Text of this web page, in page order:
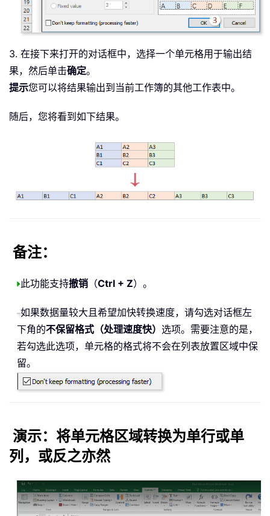
3. 在接下来打开的对话框中，选择一个单元格用于输出结
果，然后单击确定。
提示您可以将结果输出到当前工作簿的其他工作表中。
随后，您将看到如下结果。
备注：
此功能支持撤销 （Ctrl + Z）。
如果数据量较大且希望加快转换速度，请勾选对话框左
下角的不保留格式（处理速度快） 选项。需要注意的是，
若勾选此选项，单元格的格式将不会在列表放置区域中保
留。
演示：将单元格区域转换为单行或单
列，或反之亦然